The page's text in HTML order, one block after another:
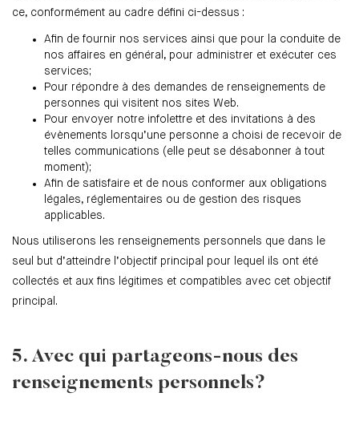
ce, conformément au cadre défini ci-dessus :
Afin de fournir nos services ainsi que pour la conduite de
nos affaires en général, pour administrer et exécuter ces
services;
Pour répondre à des demandes de renseignements de
personnes qui visitent nos sites Web.
Pour envoyer notre infolettre et des invitations à des
évènements lorsqu’une personne a choisi de recevoir de
telles communications (elle peut se désabonner à tout
moment);
Afin de satisfaire et de nous conformer aux obligations
légales, réglementaires ou de gestion des risques
applicables.
Nous utiliserons les renseignements personnels que dans le
seul but d’atteindre l’objectif principal pour lequel ils ont été
collectés et aux fins légitimes et compatibles avec cet objectif
principal.
5. Avec qui partageons-nous des
renseignements personnels?